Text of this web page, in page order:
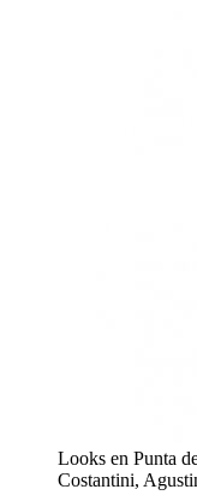
Looks en Punta
Costantini,